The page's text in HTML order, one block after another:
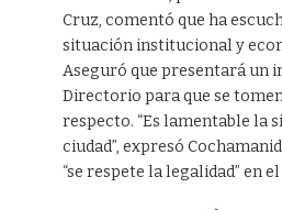
Cruz, comentó que ha
situación institucional y
Aseguró que presentará un
Directorio para que se
respecto. “Es lamentable la
ciudad”, expresó
“se respete la legalidad” en